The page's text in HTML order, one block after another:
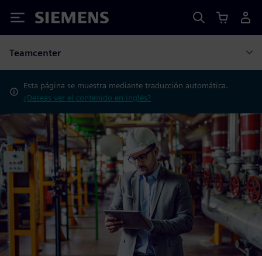
Siemens
Teamcenter
Esta página se muestra mediante traducción automática.
¿Deseas ver el contenido en inglés?